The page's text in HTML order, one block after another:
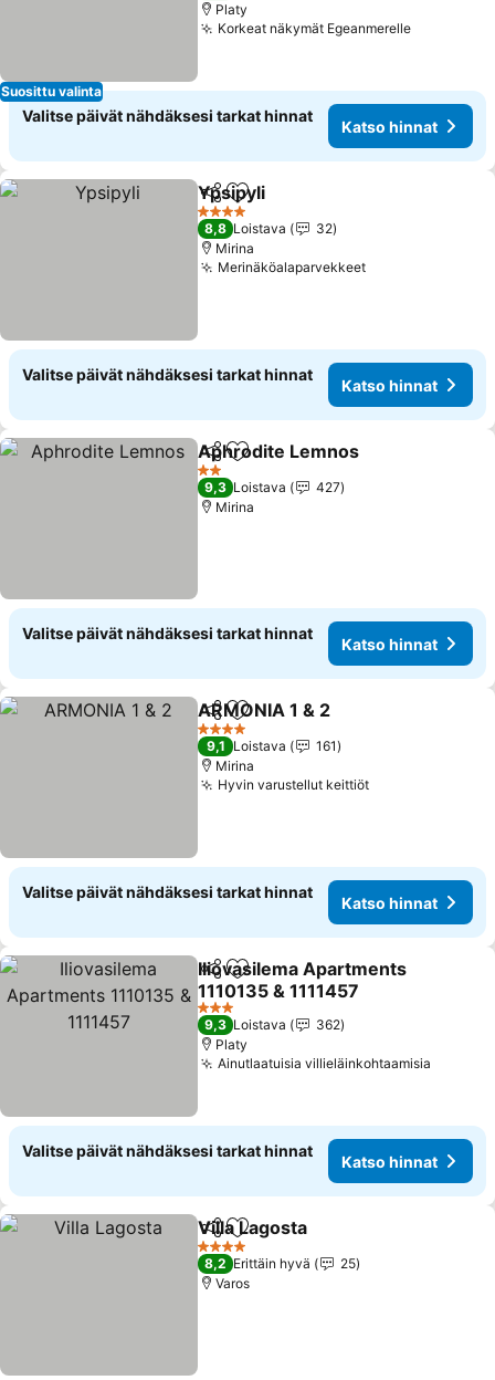
Suosittu valinta
Platy
Korkeat näkymät Egeanmerelle
Valitse päivät nähdäksesi tarkat hinnat
Katso hinnat
Jaa Lisää suosikkeihin
Ypsipyli
4 Tähtiluokitus
8,8 Loistava
32
Mirina
Merinäköalaparvekkeet
Valitse päivät nähdäksesi tarkat hinnat
Katso hinnat
Jaa Lisää suosikkeihin
Aphrodite Lemnos
2 Tähtiluokitus
9,3 Loistava
427
Mirina
Valitse päivät nähdäksesi tarkat hinnat
Katso hinnat
Jaa Lisää suosikkeihin
ARMONIA 1 & 2
4 Tähtiluokitus
9,1 Loistava
161
Mirina
Hyvin varustellut keittiöt
Valitse päivät nähdäksesi tarkat hinnat
Katso hinnat
Jaa Lisää suosikkeihin
Iliovasilema Apartments
1110135 & 1111457
3 Tähtiluokitus
9,3 Loistava
362
Platy
Ainutlaatuisia villieläinkohtaamisia
Valitse päivät nähdäksesi tarkat hinnat
Katso hinnat
Jaa Lisää suosikkeihin
Villa Lagosta
4 Tähtiluokitus
8,2 Erittäin hyvä
25
Varos